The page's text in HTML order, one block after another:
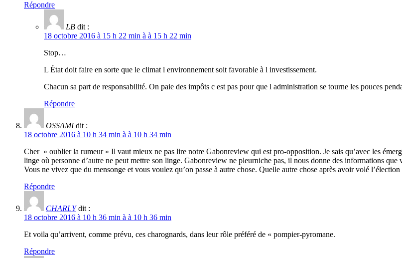
Répondre
LB dit :
18 octobre 2016 à 15 h 22 min à à 15 h 22 min
Stop…
L État doit faire en sorte que le climat l environnement soit favorable à l investissement.
Chacun sa part de responsabilité. On paie des impôts c est pas pour que l administration se tourne les pouces
Répondre
OSSAMI dit :
18 octobre 2016 à 10 h 34 min à à 10 h 34 min
Cher » oublier la rumeur » Il vaut mieux ne pas lire notre Gabonreview qui est pro-opposition. Je sais qu’avec les
linge où personne d’autre ne peut mettre son linge. Gabonreview ne pleurniche pas, il nous donne des informations
Vous ne vivez que du mensonge et vous voulez qu’on passe à autre chose. Quelle autre chose après avoir volé l’élection
Répondre
CHARLY dit :
18 octobre 2016 à 10 h 36 min à à 10 h 36 min
Et voila qu’arrivent, comme prévu, ces charognards, dans leur rôle préféré de « pompier-pyromane.
Répondre